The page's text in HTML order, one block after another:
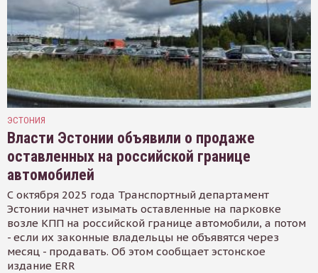
ЭСТОНИЯ
Власти Эстонии объявили о продаже
оставленных на российской границе
автомобилей
С октября 2025 года Транспортный департамент
Эстонии начнет изымать оставленные на парковке
возле КПП на российской границе автомобили, а потом
- если их законные владельцы не объявятся через
месяц - продавать. Об этом сообщает эстонское
издание ERR